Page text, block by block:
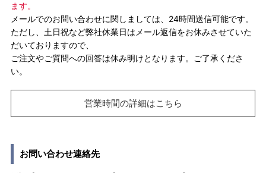
ます。
メールでのお問い合わせに関しましては、24時間送信可能です。
ただし、土日祝など弊社休業日はメール返信をお休みさせていた
だいておりますので、
ご注文やご質問への回答は休み明けとなります。ご了承くださ
い。
営業時間の詳細はこちら
お問い合わせ連絡先